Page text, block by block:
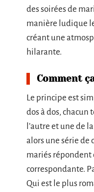
des soirées de
manière ludique
créant une
hilarante.
Comment
Le principe est
dos à dos, chacun
l’autre et une de
alors une série de
mariés répondent
correspondante.
Qui est le plus